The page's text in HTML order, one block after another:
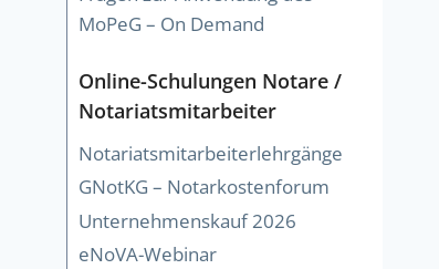
MoPeG – On Demand
Online-Schulungen Notare /
Notariatsmitarbeiter
Notariatsmitarbeiterlehrgänge
GNotKG – Notarkostenforum
Unternehmenskauf 2026
eNoVA-Webinar